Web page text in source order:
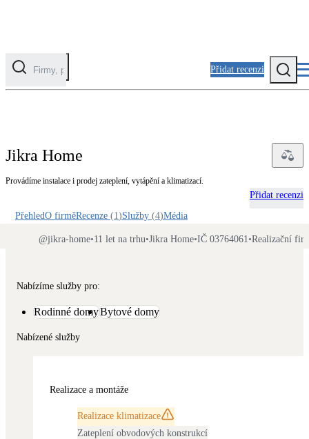
Přidat recenzi
Klimatizace pro vytápění
Dotační, energetické služby
Klimatizace
Tepelná čerpadla na chlazení
Jikra Home
Provádíme instalace i prodej zateplení, vytápění a klimatizací.
Přidat recenzi
PřehledO firměRecenze (1)Služby (4)Média
@jikra-home•11 let na trhu•Jikra Home•IČ 03764061•Realizační
Nabízíme služby pro:
Rodinné domyBytové domy
Nabízené služby
Realizace a montáže
Realizace klimatizace
Zateplení obvodových konstrukcí